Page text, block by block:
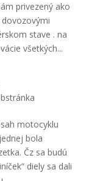
privezený ako
stave . na
všetkých...
motocyklu
bola
Čz sa budú
diely sa dali